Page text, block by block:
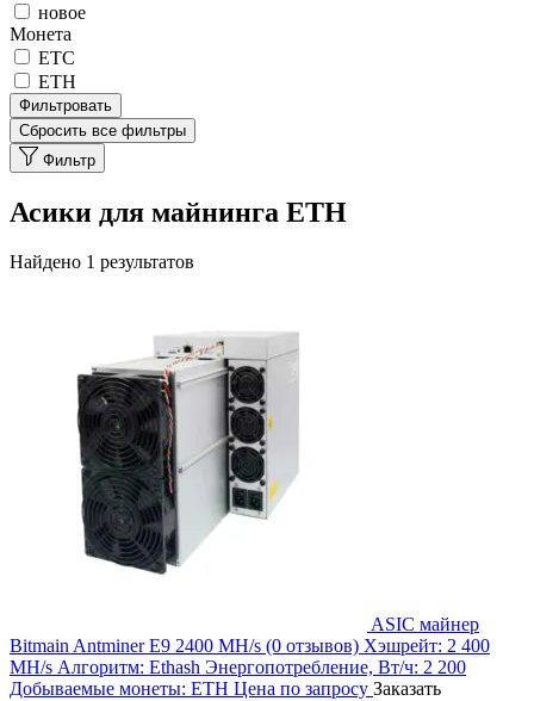
новое
Монета
ETC
ETH
Фильтровать
Сбросить все фильтры
Фильтр
Асики для майнинга ETH
Найдено 1 результатов
ASIC майнер
Bitmain Antminer E9 2400 MH/s (0 отзывов) Хэшрейт: 2 400
MH/s Алгоритм: Ethash Энергопотребление, Вт/ч: 2 200
Добываемые монеты: ETH Цена по запросу Заказать